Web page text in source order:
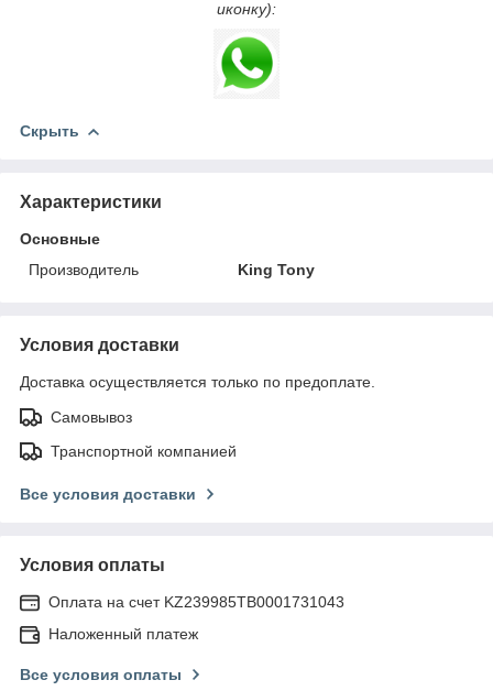
иконку):
Скрыть
Характеристики
Основные
Производитель
King Tony
Условия доставки
Доставка осуществляется только по предоплате.
Самовывоз
Транспортной компанией
Все условия доставки
Условия оплаты
Оплата на счет KZ239985TB0001731043
Наложенный платеж
Все условия оплаты